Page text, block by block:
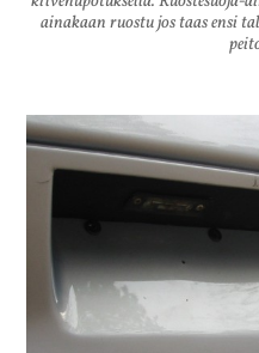
ainakaan ruostu jos taas ensi